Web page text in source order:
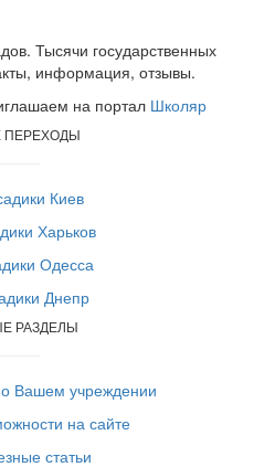
Тысячи государственных
информация, отзывы.
на портал Школяр
Киев
Харьков
Одесса
Днепр
РАЗДЕЛЫ
Вашем учреждении
на сайте
статьи